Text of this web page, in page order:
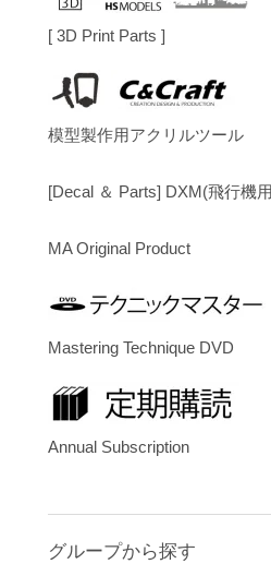
[ 3D Print Parts ]
模型製作用アクリルツール
[Decal ＆ Parts] DXM(飛行機
MA Original Product
Mastering Technique DVD
Annual Subscription
グループから探す